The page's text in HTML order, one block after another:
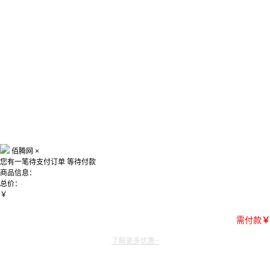
佰腾网 ×
您有一笔待支付订单 等待付款
商品信息：
总价：
￥
需付款￥
了解更多优惠~